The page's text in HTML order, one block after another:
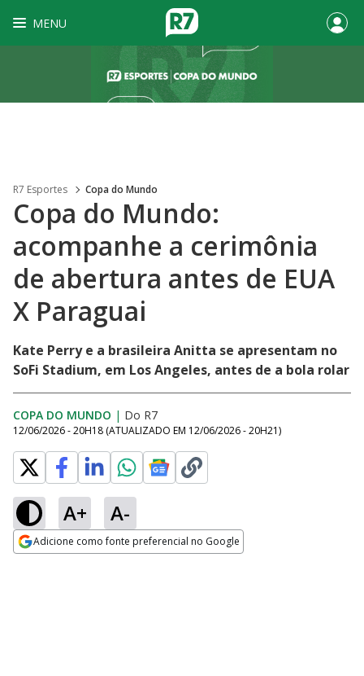
MENU
R7 Esportes Copa do Mundo
Copa do Mundo:
acompanhe a cerimônia
de abertura antes de EUA
X Paraguai
Kate Perry e a brasileira Anitta se apresentam no
SoFi Stadium, em Los Angeles, antes de a bola rolar
COPA DO MUNDO | Do R7
12/06/2026 - 20H18 (ATUALIZADO EM 12/06/2026 - 20H21)
A+ A-
Adicione como fonte preferencial no Google